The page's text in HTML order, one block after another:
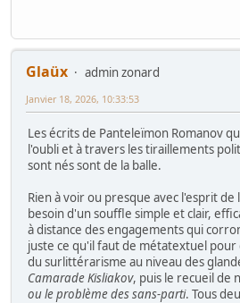
Glaüx
admin zonard
Janvier 18, 2026, 10:33:53
Les écrits de Panteleïmon Romanov
l'oubli et à travers les tiraillements
sont nés sont de la balle.
Rien à voir ou presque avec l'esprit de
besoin d'un souffle simple et clair,
à distance des engagements qui
juste ce qu'il faut de métatextuel pour
du surlittérarisme au niveau des
Camarade Kisliakov, puis le recueil de
ou le problème des sans-parti. Tous